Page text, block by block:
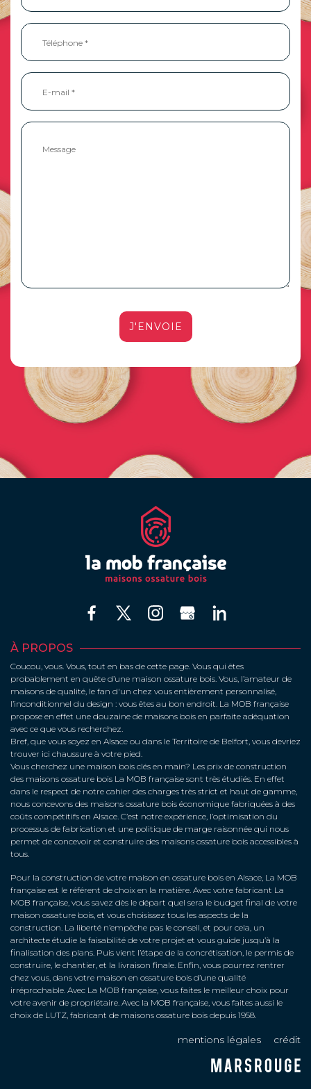
À PROPOS
Coucou, vous. Vous, tout en bas de cette page. Vous qui êtes
probablement en quête d’une maison ossature bois. Vous, l’amateur de
maisons de qualité, le fan d'un chez vous entièrement personnalisé,
l’inconditionnel du design : vous êtes au bon endroit. La MOB française
propose en effet une douzaine de maisons bois en parfaite adéquation
avec ce que vous recherchez.
Bref, que vous soyez en Alsace ou dans le Territoire de Belfort, vous devriez
trouver ici chaussure à votre pied.
Vous cherchez une maison bois clés en main? Les prix de construction
des maisons ossature bois La MOB française sont très étudiés. En effet
dans le respect de notre cahier des charges très strict et haut de gamme,
nous concevons des maisons ossature bois économique fabriquées à des
coûts compétitifs en Alsace. C’est notre expérience, l’optimisation du
processus de fabrication et une politique de marge raisonnée qui nous
permet de concevoir et construire des maisons ossature bois accessibles à
tous.
Pour la construction de votre maison en ossature bois en Alsace, La MOB
française est le référent de choix en la matière. Avec votre fabricant La
MOB française, vous savez dès le départ quel sera le budget final de votre
maison ossature bois, et vous choisissez tous les aspects de la
construction. La liberté n’empêche pas le conseil, et pour cela, un
architecte étudie la faisabilité de votre projet et vous guide jusqu’à la
finalisation des plans. Puis vient l’étape de la concrétisation, le permis de
construire, le chantier, et la livraison finale. Enfin, vous pourrez rentrer
chez vous, dans votre maison en ossature bois d’une qualité
irréprochable. Avec La MOB française, vous faites le meilleur choix pour
votre avenir de propriétaire. Avec la MOB française, vous faites aussi le
choix de LUTZ, fabricant de maisons ossature bois depuis 1958.
mentions légales crédit